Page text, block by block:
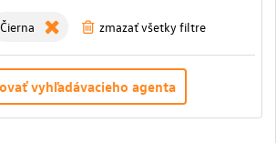
Čierna zmazať všetky filtre
vyhľadávacieho agenta